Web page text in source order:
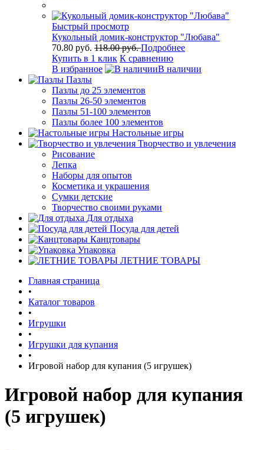
Быстрый просмотр
Кукольный домик-конструктор "Любава"
70.80 руб. 118.00 руб.Подробнее
Купить в 1 клик К сравнению
В избранное
В наличии
Пазлы
Пазлы до 25 элементов
Пазлы 26-50 элементов
Пазлы 51-100 элементов
Пазлы более 100 элементов
Настольные игры
Творчество и увлечения
Рисование
Лепка
Наборы для опытов
Косметика и украшения
Сумки детские
Творчество своими руками
Для отдыха
Посуда для детей
Канцтовары
Упаковка
ЛЕТНИЕ ТОВАРЫ
Главная страница
•
Каталог товаров
•
Игрушки
•
Игрушки для купания
•
Игровой набор для купания (5 игрушек)
Игровой набор для купания
(5 игрушек)